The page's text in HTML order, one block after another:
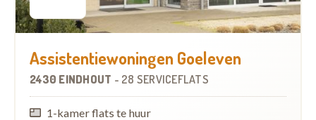
Assistentiewoningen Goeleven
2430 EINDHOUT - 28 SERVICEFLATS
1-kamer flats te huur